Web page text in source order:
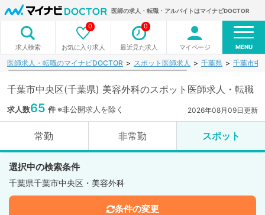
医師の求人・転職・アルバイトはマイナビDOCTOR
求人検索 お気に入り求人
0
最近見た求人
0
マイページ MENU
医師求人・転職のマイナビDOCTOR スポット医師求人 千葉県 千葉市中
千葉市中央区(千葉県) 美容外科のスポット医師求人・転職
求人数65 件※非公開求人を除く 2026年08月09日更新
常勤 非常勤 スポット
選択中の検索条件
千葉県千葉市中央区・美容外科
条件の変更